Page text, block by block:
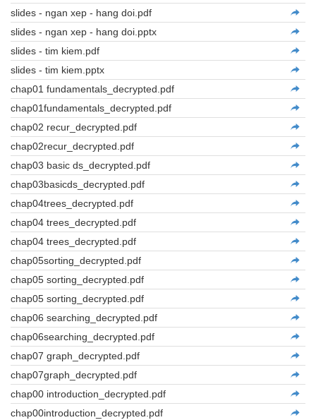
slides - ngan xep - hang doi.pdf
slides - ngan xep - hang doi.pptx
slides - tim kiem.pdf
slides - tim kiem.pptx
chap01 fundamentals_decrypted.pdf
chap01fundamentals_decrypted.pdf
chap02 recur_decrypted.pdf
chap02recur_decrypted.pdf
chap03 basic ds_decrypted.pdf
chap03basicds_decrypted.pdf
chap04trees_decrypted.pdf
chap04 trees_decrypted.pdf
chap04 trees_decrypted.pdf
chap05sorting_decrypted.pdf
chap05 sorting_decrypted.pdf
chap05 sorting_decrypted.pdf
chap06 searching_decrypted.pdf
chap06searching_decrypted.pdf
chap07 graph_decrypted.pdf
chap07graph_decrypted.pdf
chap00 introduction_decrypted.pdf
chap00introduction_decrypted.pdf